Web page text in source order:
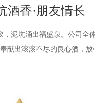
酒香·朋友情长
泥坑涌出福盛泉。公司全
献出滚滚不尽的良心酒，放